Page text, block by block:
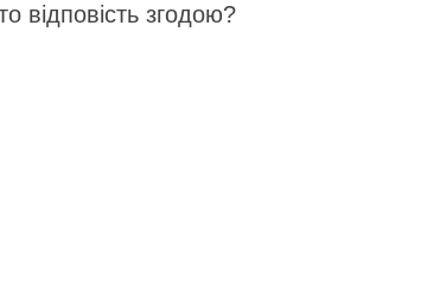
відповість згодою?